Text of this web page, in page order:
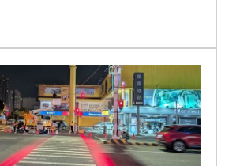
孩童突然衝出斑馬線被迫急煞。這
式解答：行人若未避讓緊急車輛，